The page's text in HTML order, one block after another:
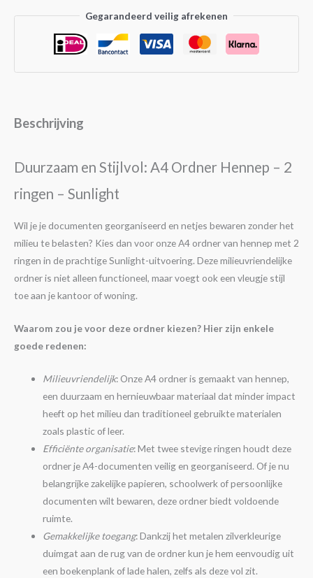
Gegarandeerd veilig afrekenen
Beschrijving
Duurzaam en Stijlvol: A4 Ordner Hennep – 2
ringen – Sunlight
Wil je je documenten georganiseerd en netjes bewaren zonder het
milieu te belasten? Kies dan voor onze A4 ordner van hennep met 2
ringen in de prachtige Sunlight-uitvoering. Deze milieuvriendelijke
ordner is niet alleen functioneel, maar voegt ook een vleugje stijl
toe aan je kantoor of woning.
Waarom zou je voor deze ordner kiezen? Hier zijn enkele
goede redenen:
Milieuvriendelijk: Onze A4 ordner is gemaakt van hennep,
een duurzaam en hernieuwbaar materiaal dat minder impact
heeft op het milieu dan traditioneel gebruikte materialen
zoals plastic of leer.
Efficiënte organisatie: Met twee stevige ringen houdt deze
ordner je A4-documenten veilig en georganiseerd. Of je nu
belangrijke zakelijke papieren, schoolwerk of persoonlijke
documenten wilt bewaren, deze ordner biedt voldoende
ruimte.
Gemakkelijke toegang: Dankzij het metalen zilverkleurige
duimgat aan de rug van de ordner kun je hem eenvoudig uit
een boekenplank of lade halen, zelfs als deze vol zit.